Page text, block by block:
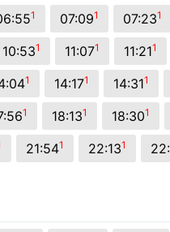
1 07:091 07:231
10:531 11:071 11:211
1 14:171 14:311
1 18:131 18:301
21:541 22:131